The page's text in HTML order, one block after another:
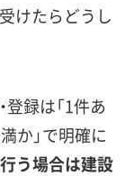
けたらどうし
録は「1件あ
か」で明確に
う場合は建設